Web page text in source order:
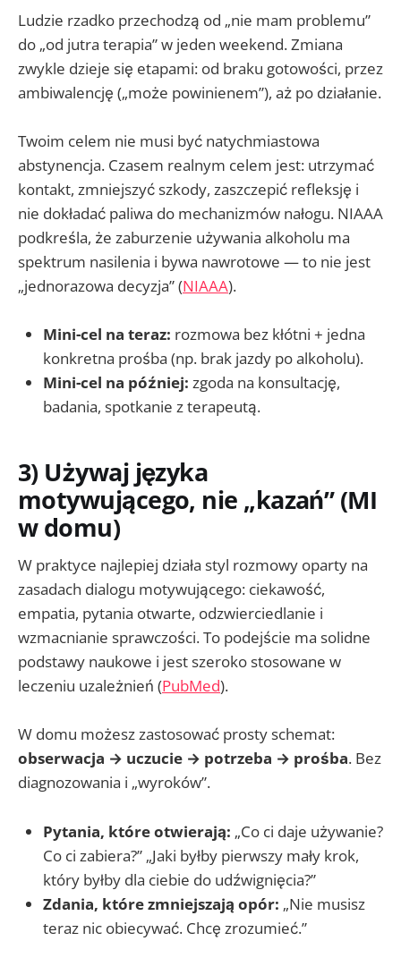
Ludzie rzadko przechodzą od „nie mam problemu”
do „od jutra terapia” w jeden weekend. Zmiana
zwykle dzieje się etapami: od braku gotowości, przez
ambiwalencję („może powinienem”), aż po działanie.
Twoim celem nie musi być natychmiastowa
abstynencja. Czasem realnym celem jest: utrzymać
kontakt, zmniejszyć szkody, zaszczepić refleksję i
nie dokładać paliwa do mechanizmów nałogu. NIAAA
podkreśla, że zaburzenie używania alkoholu ma
spektrum nasilenia i bywa nawrotowe — to nie jest
„jednorazowa decyzja” (NIAAA).
Mini-cel na teraz: rozmowa bez kłótni + jedna
konkretna prośba (np. brak jazdy po alkoholu).
Mini-cel na później: zgoda na konsultację,
badania, spotkanie z terapeutą.
3) Używaj języka
motywującego, nie „kazań” (MI
w domu)
W praktyce najlepiej działa styl rozmowy oparty na
zasadach dialogu motywującego: ciekawość,
empatia, pytania otwarte, odzwierciedlanie i
wzmacnianie sprawczości. To podejście ma solidne
podstawy naukowe i jest szeroko stosowane w
leczeniu uzależnień (PubMed).
W domu możesz zastosować prosty schemat:
obserwacja → uczucie → potrzeba → prośba. Bez
diagnozowania i „wyroków”.
Pytania, które otwierają: „Co ci daje używanie?
Co ci zabiera?” „Jaki byłby pierwszy mały krok,
który byłby dla ciebie do udźwignięcia?”
Zdania, które zmniejszają opór: „Nie musisz
teraz nic obiecywać. Chcę zrozumieć.”